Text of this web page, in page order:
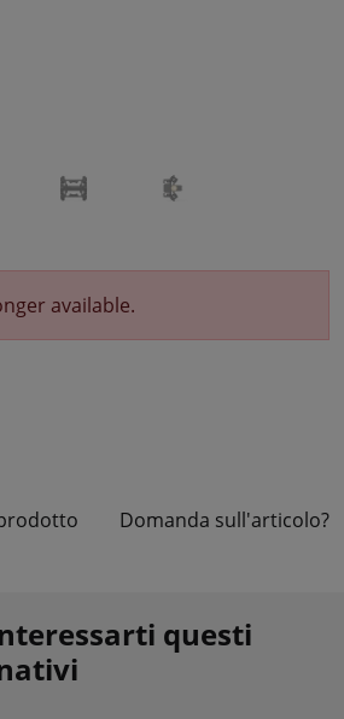
available.
Domanda sull'articolo?
questi